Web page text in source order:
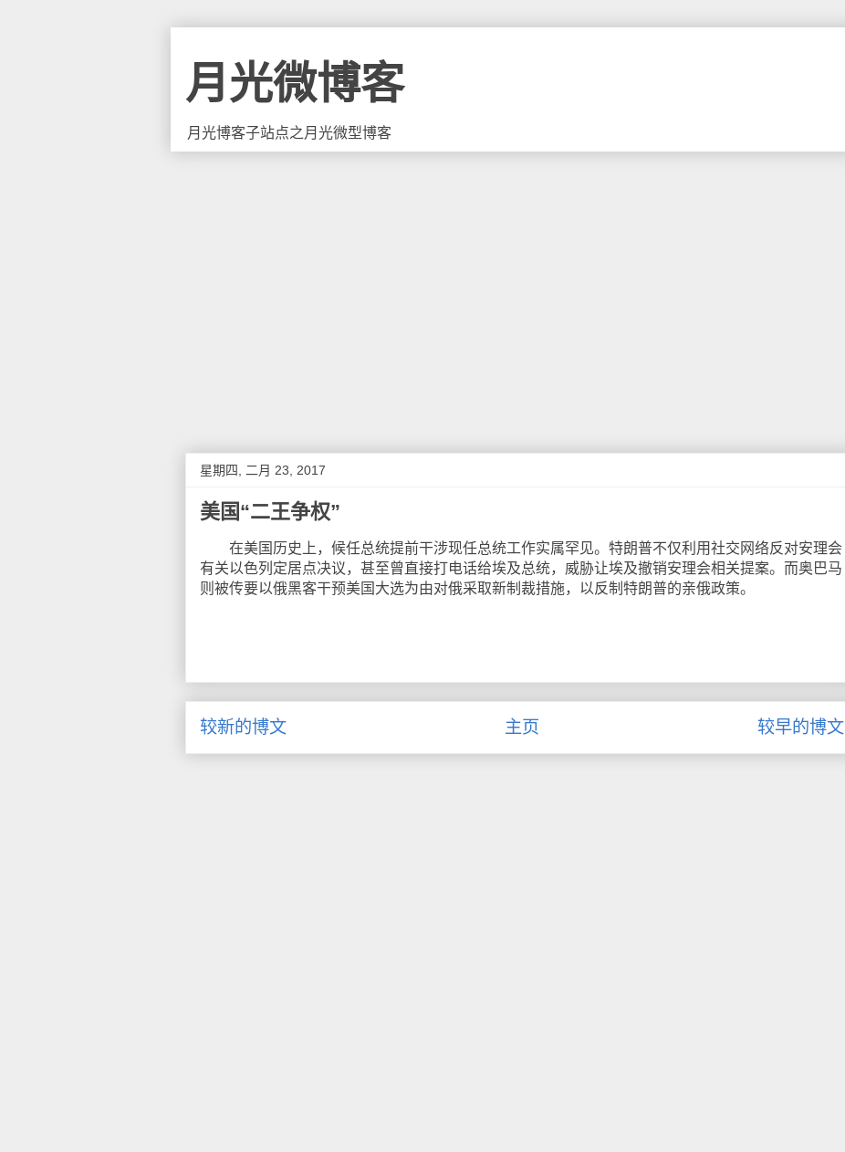
月光微博客
月光博客子站点之月光微型博客
星期四, 二月 23, 2017
美国“二王争权”
在美国历史上，候任总统提前干涉现任总统工作实属罕见。特朗普不仅利用社交网络反对安理会
有关以色列定居点决议，甚至曾直接打电话给埃及总统，威胁让埃及撤销安理会相关提案。而奥巴马
则被传要以俄黑客干预美国大选为由对俄采取新制裁措施，以反制特朗普的亲俄政策。
较新的博文 较早的博文
主页